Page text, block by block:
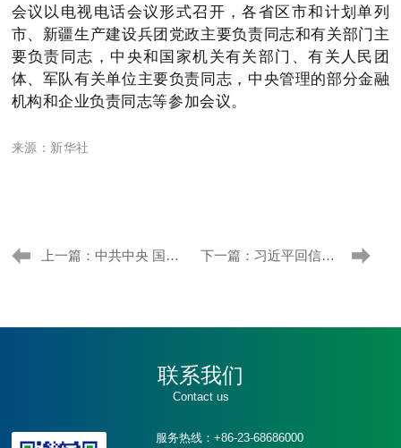
会议以电视电话会议形式召开，各省区市和计划单列
市、新疆生产建设兵团党政主要负责同志和有关部门主
要负责同志，中央和国家机关有关部门、有关人民团
体、军队有关单位主要负责同志，中央管理的部分金融
机构和企业负责同志等参加会议。
来源：新华社
上一篇：中共中央 国务院关于促进民营经济发展壮大的意见 下一篇：习近平回信勉励上海市虹口区嘉兴路街道垃圾分类志愿者
联系我们
Contact us
服务热线：+86-23-68686000